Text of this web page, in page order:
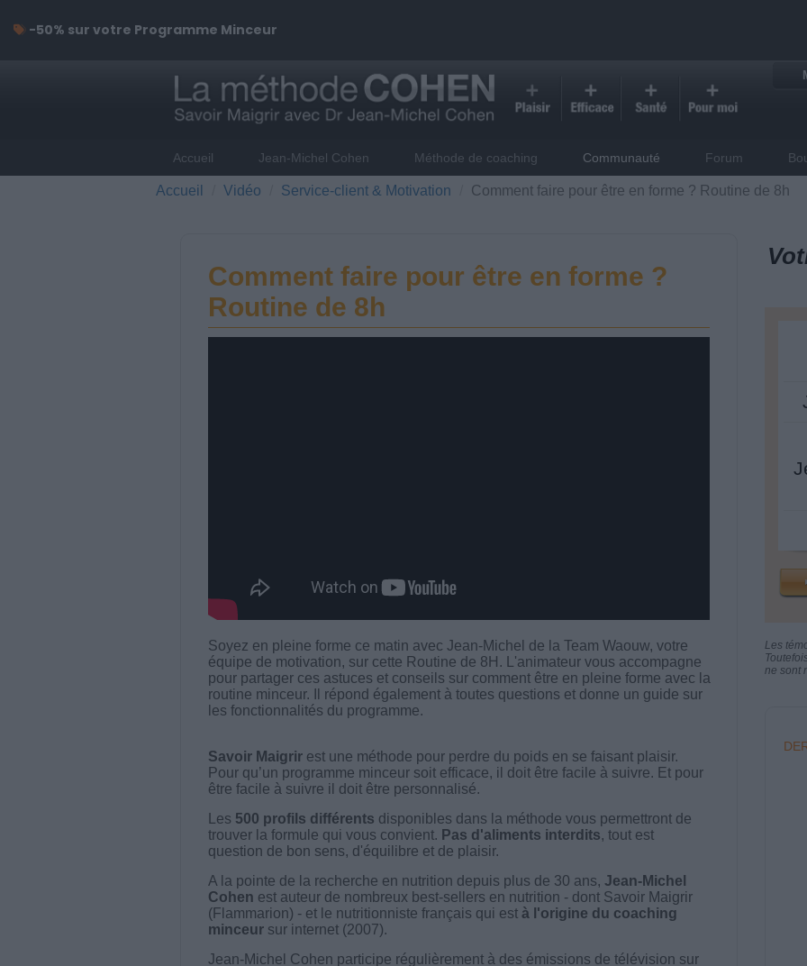
Accueil Jean-Michel Cohen Méthode de coaching Communauté Forum
Accueil Vidéo Service-client & Motivation Comment faire pour être en forme ? Routine de 8h
Comment faire pour être en forme ?
Routine de 8h
Soyez en pleine forme ce matin avec Jean-Michel de la Team Waouw, votre
équipe de motivation, sur cette Routine de 8H. L'animateur vous accompagne
pour partager ces astuces et conseils sur comment être en pleine forme avec la
routine minceur. Il répond également à toutes questions et donne un guide sur
les fonctionnalités du programme.
Savoir Maigrirest une méthode pour perdre du poids en se faisant plaisir.
Pour qu’un programme minceur soit efficace, il doit être facile à suivre. Et pour
être facile à suivre il doit être personnalisé.
Les 500 profils différents disponibles dans la méthode vous permettront de
trouver la formule qui vous convient. Pas d'aliments interdits, tout est
question de bon sens, d'équilibre et de plaisir.
A la pointe de la recherche en nutrition depuis plus de 30 ans, Jean-Michel
Cohen est auteur de nombreux best-sellers en nutrition - dont Savoir Maigrir
(Flammarion) - et le nutritionniste français qui est à l'origine du coaching
minceursur internet (2007).
Jean-Michel Cohen participe régulièrement à des émissions de télévision sur
Les
ne sont
-50% sur votre Programme Minceur